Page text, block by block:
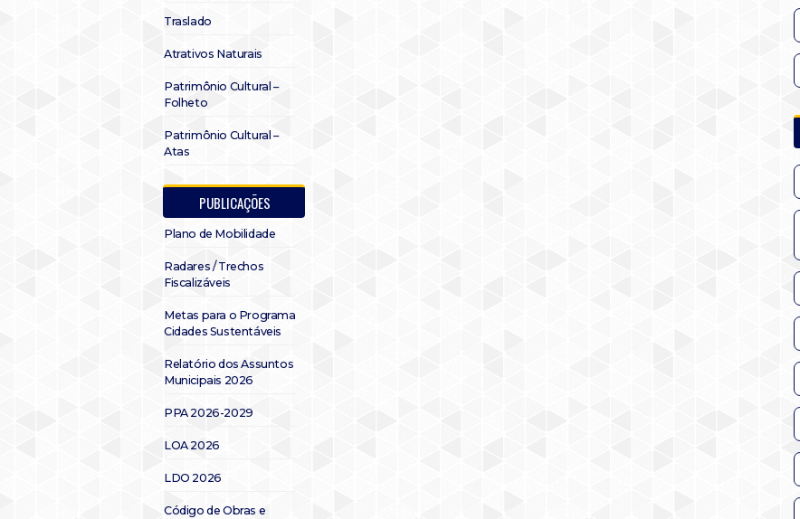
Traslado
Atrativos Naturais
Patrimônio Cultural –
Folheto
Patrimônio Cultural –
Atas
PUBLICAÇÕES
Plano de Mobilidade
Radares / Trechos
Fiscalizáveis
Metas para o Programa
Cidades Sustentáveis
Relatório dos Assuntos
Municipais 2026
PPA 2026-2029
LOA 2026
LDO 2026
Código de Obras e